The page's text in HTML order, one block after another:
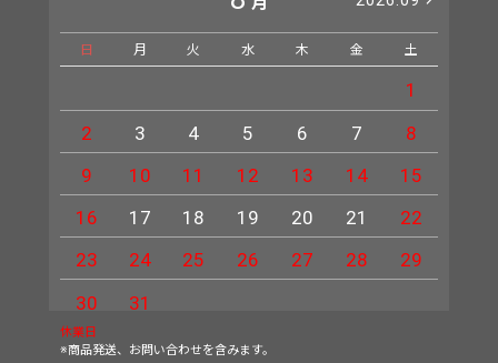
日 月 火 水 木 金 土
1
2
3 4 5 6 7
8
9
10 11 12 13 14
15
16
17 18 19 20 21
22
23
24 25 26 27 28
29
30
31
休業日
※商品発送、お問い合わせを含みます。